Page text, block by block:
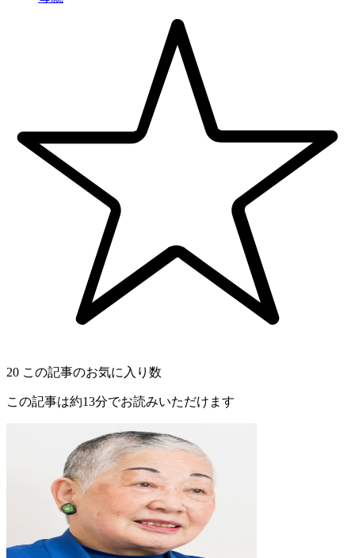
20 この記事のお気に入り数
この記事は約13分でお読みいただけます